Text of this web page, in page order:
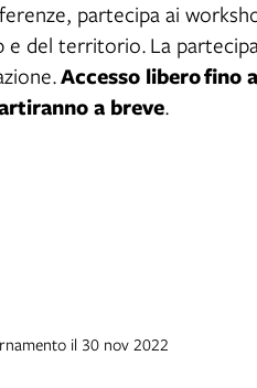
partecipa ai
del territorio. La
Accesso liberofino
a breve.
il 30 nov 2022